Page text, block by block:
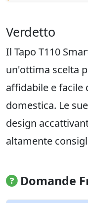
Verdetto
Il Tapo T110
un'ottima scelta
affidabile e facile
domestica. Le
design
altamente
Domande